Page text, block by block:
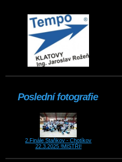
Poslední fotografie
2.Finále Staňkov - Chotíkov
22.3.2025 !MISTŘI!